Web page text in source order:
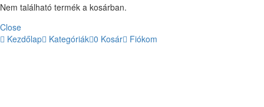
Nem található termék a kosárban.
Close
Kezdőlap
Kategóriák 0 Kosár Fiókom